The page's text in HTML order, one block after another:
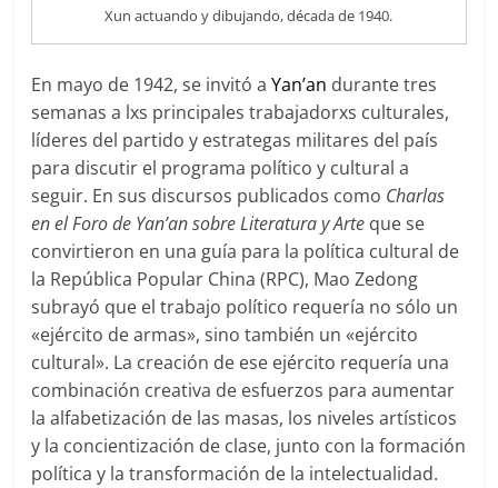
Xun actuando y dibujando, década de 1940.
En mayo de 1942, se invitó aYan’an durante tres
semanas a lxs principales trabajadorxs culturales,
líderes del partido y estrategas militares del país
para discutir el programa político y cultural a
seguir. En sus discursos publicados como Charlas
en el Foro de Yan’an sobre Literatura y Arte que se
convirtieron en una guía para la política cultural de
la República Popular China (RPC), Mao Zedong
subrayó que el trabajo político requería no sólo un
«ejército de armas», sino también un «ejército
cultural». La creación de ese ejército requería una
combinación creativa de esfuerzos para aumentar
la alfabetización de las masas, los niveles artísticos
y la concientización de clase, junto con la formación
política y la transformación de la intelectualidad.